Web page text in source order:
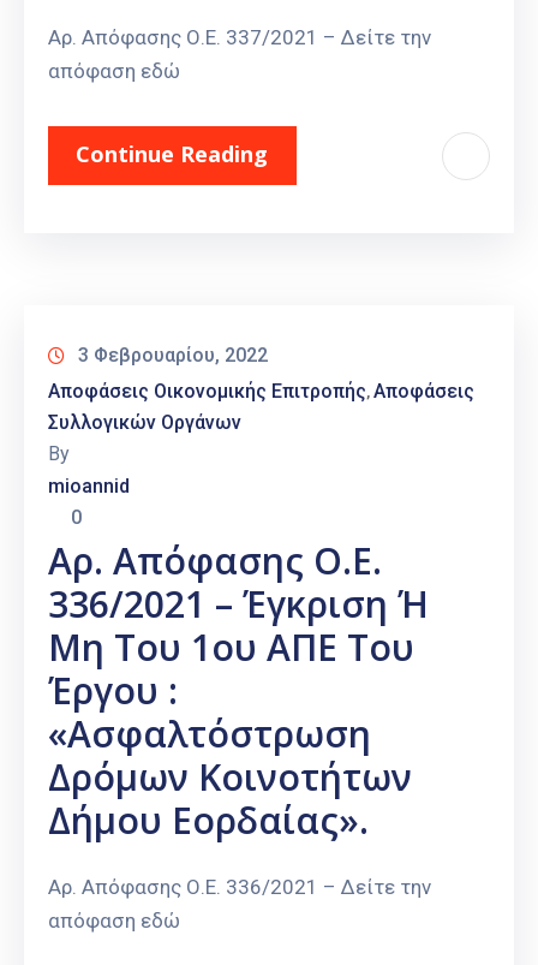
Αρ. Απόφασης Ο.Ε. 337/2021 – Δείτε την
απόφαση εδώ
Continue Reading
3 Φεβρουαρίου, 2022
Αποφάσεις Οικονομικής Επιτροπής‚Αποφάσεις
Συλλογικών Οργάνων
By
mioannid
0
Αρ. Απόφασης Ο.Ε.
336/2021 – Έγκριση Ή
Μη Του 1ου ΑΠΕ Του
Έργου :
«Ασφαλτόστρωση
Δρόμων Κοινοτήτων
Δήμου Εορδαίας».
Αρ. Απόφασης Ο.Ε. 336/2021 – Δείτε την
απόφαση εδώ